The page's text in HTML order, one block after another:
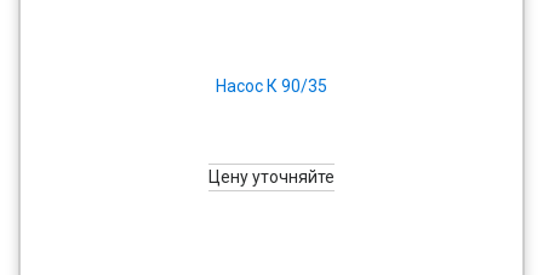
Насос К 90/35
Цену уточняйте